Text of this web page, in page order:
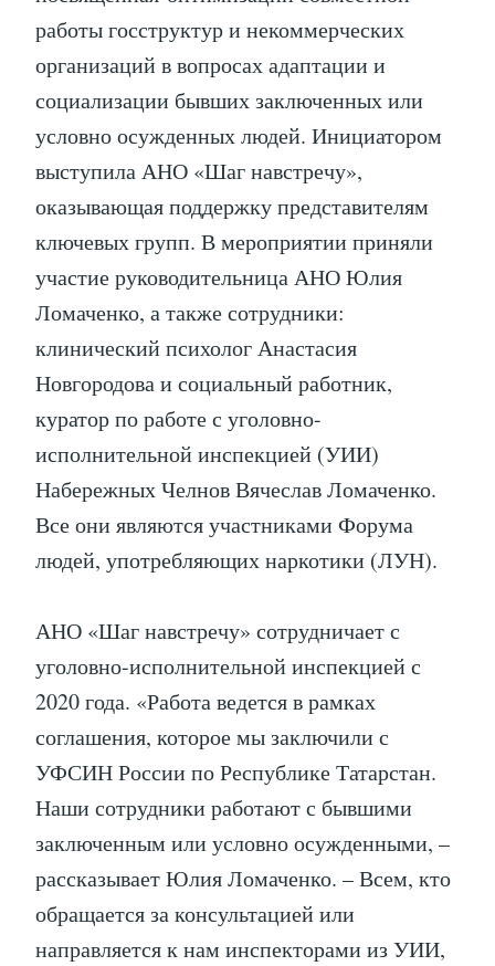
работы госструктур и некоммерческих
организаций в вопросах адаптации и
социализации бывших заключенных или
условно осужденных людей. Инициатором
выступила АНО «Шаг навстречу»,
оказывающая поддержку представителям
ключевых групп. В мероприятии приняли
участие руководительница АНО Юлия
Ломаченко, а также сотрудники:
клинический психолог Анастасия
Новгородова и социальный работник,
куратор по работе с уголовно-
исполнительной инспекцией (УИИ)
Набережных Челнов Вячеслав Ломаченко.
Все они являются участниками Форума
людей, употребляющих наркотики (ЛУН).
АНО «Шаг навстречу» сотрудничает с
уголовно-исполнительной инспекцией с
2020 года. «Работа ведется в рамках
соглашения, которое мы заключили с
УФСИН России по Республике Татарстан.
Наши сотрудники работают с бывшими
заключенным или условно осужденными, –
рассказывает Юлия Ломаченко. – Всем, кто
обращается за консультацией или
направляется к нам инспекторами из УИИ,